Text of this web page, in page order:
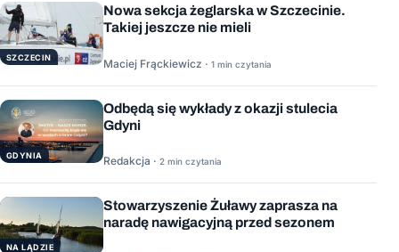
SZCZECIN
Nowa sekcja żeglarska w Szczecinie.
Takiej jeszcze nie mieli
Maciej Frąckiewicz · 1 min czytania
GDYNIA
Odbędą się wykłady z okazji stulecia
Gdyni
Redakcja · 2 min czytania
NA LĄDZIE
Stowarzyszenie Żuławy zaprasza na
naradę nawigacyjną przed sezonem